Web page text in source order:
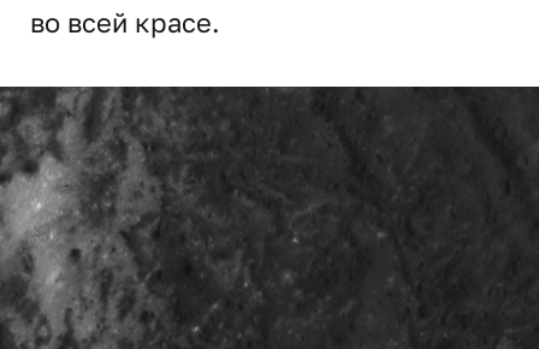
во всей красе.